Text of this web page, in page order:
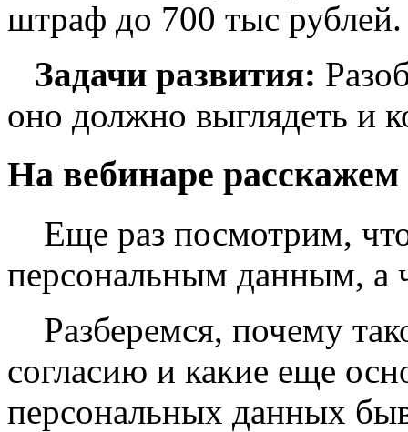
штраф до 700 тыс рублей.
Задачи развития:
оно должно выглядеть и
На вебинаре расскажем
Еще раз посмотрим,
персональным данным, а
Разберемся, почему
согласию и какие еще
персональных данных